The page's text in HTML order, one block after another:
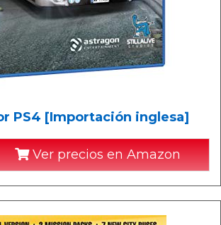
PS4 [Importación inglesa]
Ver precios en Amazon